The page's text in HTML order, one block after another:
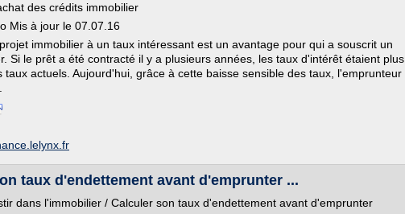
des crédits immobilier
Mis à jour le 07.07.16
immobilier à un taux intéressant est un avantage pour qui a souscrit un
Si le prêt a été contracté il y a plusieurs années, les taux d'intérêt étaient plus
taux actuels. Aujourd'hui, grâce à cette baisse sensible des taux, l'emprunteur
taux d'endettement avant d'emprunter ...
dans l'immobilier / Calculer son taux d'endettement avant d'emprunter